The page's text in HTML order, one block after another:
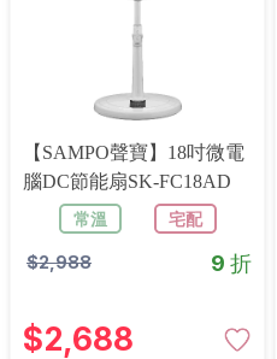
【SAMPO聲寶】18吋微電
腦DC節能扇SK-FC18AD
常溫
宅配
$2,988 9 折
$2,688